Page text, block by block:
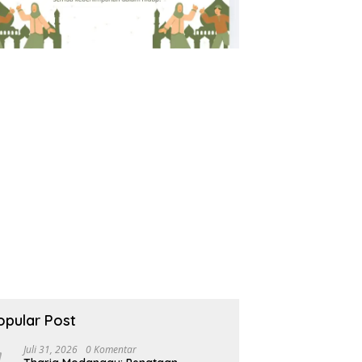
Post
Juli 31, 2026 0 Komentar